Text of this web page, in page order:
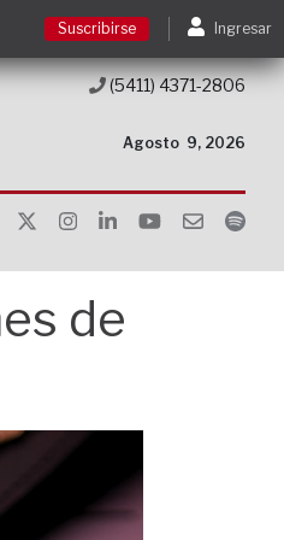
Suscribirse
Suscribirse Ingresar
Agosto 9, 2026
(5411) 4371-2806
de